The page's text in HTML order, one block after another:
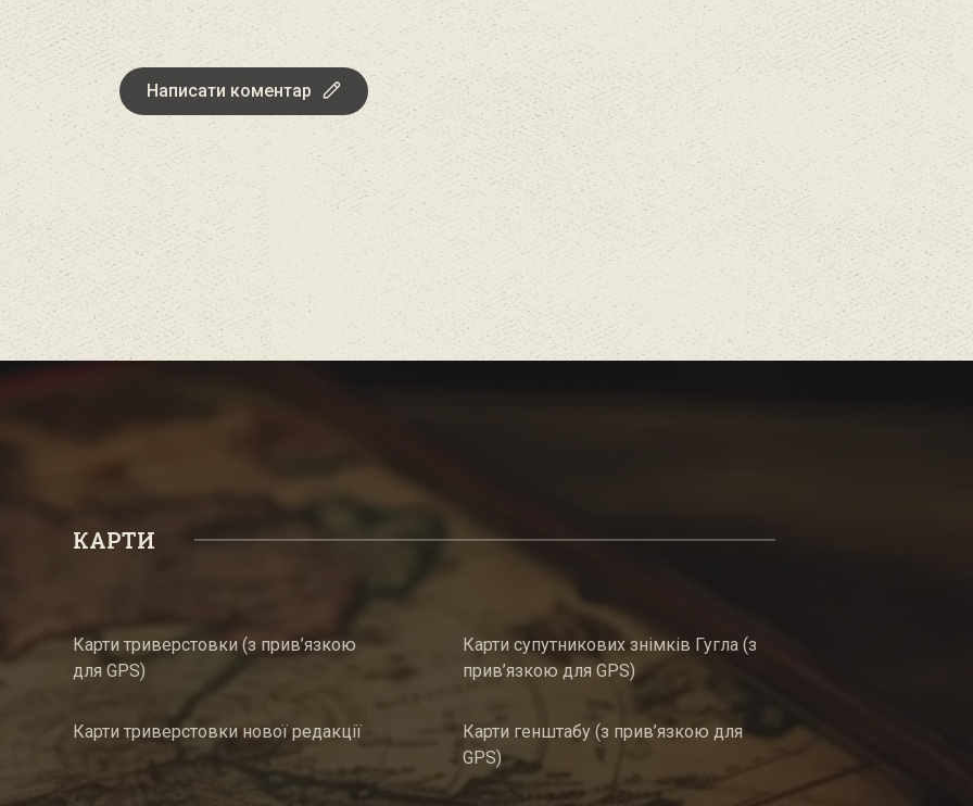
Написати коментар
КАРТИ
Карти триверстовки (з прив’язкою
для GPS)
Карти супутникових знімків Гугла (з
прив’язкою для GPS)
Карти триверстовки нової редакції
Карти генштабу (з прив’язкою для
GPS)